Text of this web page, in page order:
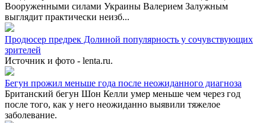
Вооруженными силами Украины Валерием Залужным
выглядит практически неизб...
Продюсер предрек Долиной популярность у сочувствующих
зрителей
Источник и фото - lenta.ru.
Бегун прожил меньше года после неожиданного диагноза
Британский бегун Шон Келли умер меньше чем через год
после того, как у него неожиданно выявили тяжелое
заболевание.